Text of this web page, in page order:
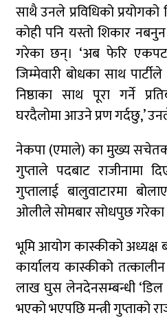
नृपध्वज
आदेश गरेको हो ।
जुम्लामा
आरोपमा एक
नेपाली कांग्रेस
डाेल्पाकाे
दुर्घटना, एकको मृत्यु
डाेल्पाकाे
दुर्घटना, एकको
साथै उनले प्रविधिको
कोही पनि यस्तो शिकार
गरेका छन्। ‘अब फेरि
जिम्मेवारी बोधका साथ
निष्ठाका साथ पूरा गर्ने
घरदैलोमा आउने प्रण गर्दछु,’
नेकपा (एमाले) का मुख्य सचेतक
गुप्ताले पदबाट राजीनामा
गुप्तालाई बालुवाटारमा
ओलीले सोमबार सोधपुछ गरेका
भूमि आयोग कास्कीको अध्यक्ष
कार्यालय कास्कीको
लाख घुस लेनदेनसम्बन्धी
भएको भएपछि मन्त्री गुप्ताको